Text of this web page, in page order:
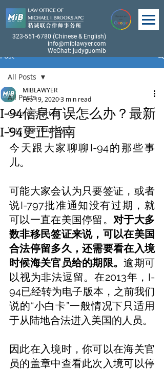
323-551-6780 (Chinese & English)
info@miblawyer.com
WeChat: judyguomib
Post
All Posts
Getting Started
Your Community
All Posts
I-94信息有误怎么办？最新
I-94更正指南
MIBLAWYER
Feb 19, 20203 min read
今天跟大家聊聊I-94的那些事
儿。
可能大家会认为只要签证，或者
说I-797批准通知没有过期，就
可以一直在美国停留。对于大多
数非移民签证来说，可以在美国
合法停留多久，还需要看在入境
时候海关官员给的期限。逾期可
以视为非法逗留。在2013年，I-
94已经转为电子版本，之前我们
说的“小白卡”一般情况下只适用
于从陆地合法进入美国的人员。
因此在入境时，你可以在海关官
员的盖章中查看此次入境可以停